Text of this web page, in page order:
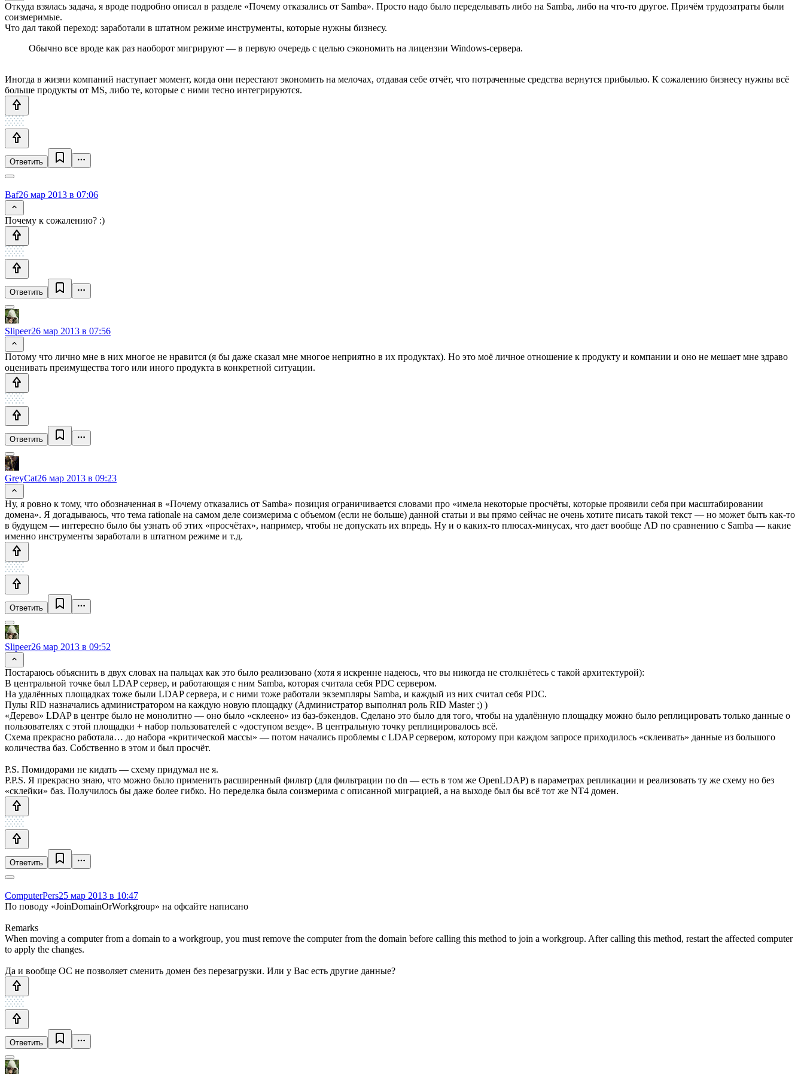
Откуда взялась задача, я вроде подробно описал в разделе «Почему отказались от Samba». Просто надо было переделывать либо на Samba, либо на что-то другое. Причём трудозатраты были
соизмеримые.
Что дал такой переход: заработали в штатном режиме инструменты, которые нужны бизнесу.
Обычно все вроде как раз наоборот мигрируют — в первую очередь с целью сэкономить на лицензии Windows-сервера.
Иногда в жизни компаний наступает момент, когда они перестают экономить на мелочах, отдавая себе отчёт, что потраченные средства вернутся прибылью. К сожалению бизнесу нужны всё
больше продукты от MS, либо те, которые с ними тесно интегрируются.
Ответить
Baf26 мар 2013 в 07:06
Почему к сожалению? :)
Ответить
Slipeer26 мар 2013 в 07:56
Потому что лично мне в них многое не нравится (я бы даже сказал мне многое неприятно в их продуктах). Но это моё личное отношение к продукту и компании и оно не мешает мне здраво
оценивать преимущества того или иного продукта в конкретной ситуации.
Ответить
GreyCat26 мар 2013 в 09:23
Ну, я ровно к тому, что обозначенная в «Почему отказались от Samba» позиция ограничивается словами про «имела некоторые просчёты, которые проявили себя при масштабировании
домена». Я догадываюсь, что тема rationale на самом деле соизмерима с объемом (если не больше) данной статьи и вы прямо сейчас не очень хотите писать такой текст — но может быть как-то
в будущем — интересно было бы узнать об этих «просчётах», например, чтобы не допускать их впредь. Ну и о каких-то плюсах-минусах, что дает вообще AD по сравнению с Samba — какие
именно инструменты заработали в штатном режиме и т.д.
Ответить
Slipeer26 мар 2013 в 09:52
Постараюсь объяснить в двух словах на пальцах как это было реализовано (хотя я искренне надеюсь, что вы никогда не столкнётесь с такой архитектурой):
В центральной точке был LDAP сервер, и работающая с ним Samba, которая считала себя PDC сервером.
На удалённых площадках тоже были LDAP сервера, и с ними тоже работали экземпляры Samba, и каждый из них считал себя PDC.
Пулы RID назначались администратором на каждую новую площадку (Администратор выполнял роль RID Master ;) )
«Дерево» LDAP в центре было не монолитно — оно было «склеено» из баз-бэкендов. Сделано это было для того, чтобы на удалённую площадку можно было реплицировать только данные о
пользователях с этой площадки + набор пользователей с «доступом везде». В центральную точку реплицировалось всё.
Схема прекрасно работала… до набора «критической массы» — потом начались проблемы с LDAP сервером, которому при каждом запросе приходилось «склеивать» данные из большого
количества баз. Собственно в этом и был просчёт.
P.S. Помидорами не кидать — схему придумал не я.
P.P.S. Я прекрасно знаю, что можно было применить расширенный фильтр (для фильтрации по dn — есть в том же OpenLDAP) в параметрах репликации и реализовать ту же схему но без
«склейки» баз. Получилось бы даже более гибко. Но переделка была соизмерима с описанной миграцией, а на выходе был бы всё тот же NT4 домен.
Ответить
ComputerPers25 мар 2013 в 10:47
По поводу «JoinDomainOrWorkgroup» на офсайте написано
Remarks
When moving a computer from a domain to a workgroup, you must remove the computer from the domain before calling this method to join a workgroup. After calling this method, restart the affected computer
to apply the changes.
Да и вообще ОС не позволяет сменить домен без перезагрузки. Или у Вас есть другие данные?
Ответить